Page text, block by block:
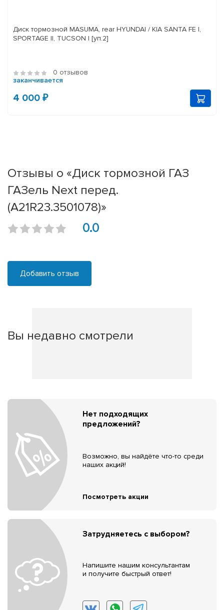
Диск тормозной MASUMA, rear HYUNDAI / KIA SANTA FE I,
SPORTAGE II, TUCSON I [уп.2]
0 отзывов
заканчивается
4 000 ₽
Отзывы о «Диск тормозной ГАЗ
ГАЗель Next перед.
(A21R23.3501078)»
0.0
Добавить отзыв
Вы недавно смотрели
Нет подходящих
предложений?
Возможно, вы найдёте что-то среди
наших акций!
Посмотреть акции
Затрудняетесь с выбором?
Напишите нашим консультантам
и получите быстрый ответ!